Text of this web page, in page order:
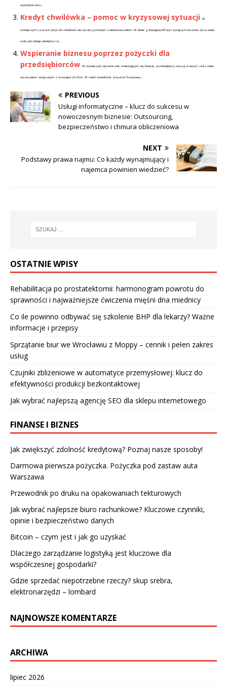
wydatkowania...
Kredyt chwilówka – pomoc w kryzysowej sytuacji W
dzisiejszych czasach pożyczki chwilówki cieszą się ogromnym zainteresowaniem. W dobie galopującej inflacji i rosnących kosztów życia wiele
osób potrzebuje pieniędzy na...
Wspieranie biznesu poprzez pożyczki dla
przedsiębiorców W dzisiejszym dynamicznie zmieniającym się świecie, przedsiębiorcy muszą stawiać czoła wielu
wyzwaniom związanym z rozwojem ich firm. W takim kontekście, wsparcie finansowe...
PREVIOUS
Usługi informatyczne – klucz do sukcesu w
nowoczesnym biznesie: Outsourcing,
bezpieczeństwo i chmura obliczeniowa
NEXT
Podstawy prawa najmu: Co każdy wynajmujący i
najemca powinien wiedzieć?
OSTATNIE WPISY
Rehabilitacja po prostatektomii: harmonogram powrotu do
sprawności i najważniejsze ćwiczenia mięśni dna miednicy
Co ile powinno odbywać się szkolenie BHP dla lekarzy? Ważne
informacje i przepisy
Sprzątanie biur we Wrocławiu z Moppy – cennik i pełen zakres
usług
Czujniki zbliżeniowe w automatyce przemysłowej: klucz do
efektywności produkcji bezkontaktowej
Jak wybrać najlepszą agencję SEO dla sklepu internetowego
FINANSE I BIZNES
Jak zwiększyć zdolność kredytową? Poznaj nasze sposoby!
Darmowa pierwsza pożyczka. Pożyczka pod zastaw auta
Warszawa
Przewodnik po druku na opakowaniach tekturowych
Jak wybrać najlepsze biuro rachunkowe? Kluczowe czynniki,
opinie i bezpieczeństwo danych
Bitcoin – czym jest i jak go uzyskać
Dlaczego zarządzanie logistyką jest kluczowe dla
współczesnej gospodarki?
Gdzie sprzedać niepotrzebne rzeczy? skup srebra,
elektronarzędzi – lombard
NAJNOWSZE KOMENTARZE
ARCHIWA
lipiec 2026